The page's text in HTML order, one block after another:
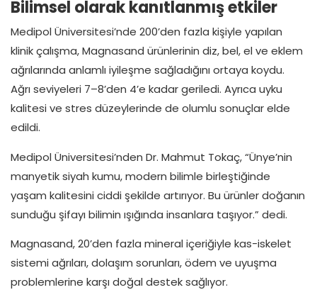
Bilimsel olarak kanıtlanmış etkiler
Medipol Üniversitesi’nde 200’den fazla kişiyle yapılan
klinik çalışma, Magnasand ürünlerinin diz, bel, el ve eklem
ağrılarında anlamlı iyileşme sağladığını ortaya koydu.
Ağrı seviyeleri 7–8’den 4’e kadar geriledi. Ayrıca uyku
kalitesi ve stres düzeylerinde de olumlu sonuçlar elde
edildi.
Medipol Üniversitesi’nden Dr. Mahmut Tokaç, “Ünye’nin
manyetik siyah kumu, modern bilimle birleştiğinde
yaşam kalitesini ciddi şekilde artırıyor. Bu ürünler doğanın
sunduğu şifayı bilimin ışığında insanlara taşıyor.” dedi.
Magnasand, 20’den fazla mineral içeriğiyle kas-iskelet
sistemi ağrıları, dolaşım sorunları, ödem ve uyuşma
problemlerine karşı doğal destek sağlıyor.